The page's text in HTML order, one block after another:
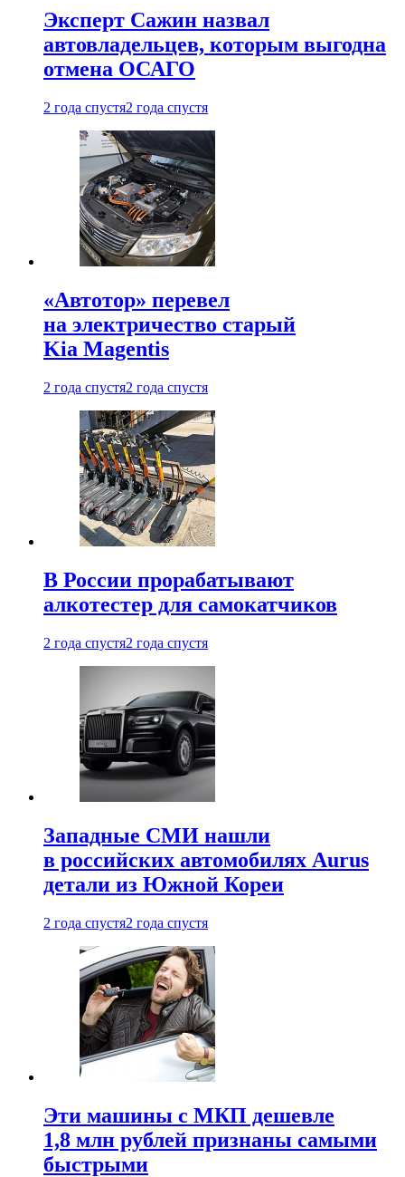
Эксперт Сажин назвал
автовладельцев, которым выгодна
отмена ОСАГО
2 года спустя2 года спустя
«Автотор» перевел
на электричество старый
Kia Magentis
2 года спустя2 года спустя
В России прорабатывают
алкотестер для самокатчиков
2 года спустя2 года спустя
Западные СМИ нашли
в российских автомобилях Aurus
детали из Южной Кореи
2 года спустя2 года спустя
Эти машины с МКП дешевле
1,8 млн рублей признаны самыми
быстрыми